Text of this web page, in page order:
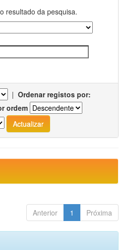
resultado da pesquisa.
| Ordenar registos por:
ordem
Anterior 1 Próxima